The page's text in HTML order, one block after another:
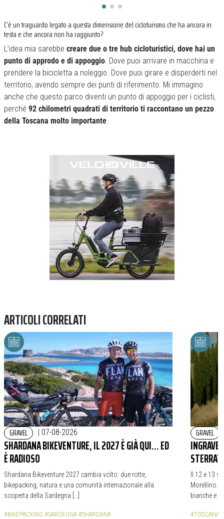
C’è un traguardo legato a questa dimensione del cicloturismo che ha ancora in
testa e che ancora non ha raggiunto?
L’idea mia sarebbe creare due o tre hub cicloturistici, dove hai un
punto di approdo e di appoggio . Dove puoi arrivare in macchina e
prendere la bicicletta a noleggio. Dove puoi girare e disperderti nel
territorio, avendo sempre dei punti di riferimento. Mi immagino
anche che questo parco diventi un punto di appoggio per i ciclisti,
perché 92 chilometri quadrati di territorio ti raccontano un pezzo
della Toscana molto importante
ARTICOLI CORRELATI
GRAVEL 07-08-2026
SHARDANA BIKEVENTURE, IL 2027 È GIÀ QUI… ED
È RADIOSO
Shardana Bikeventure 2027 cambia volto: due rotte,
bikepacking, natura e una comunità internazionale alla
scoperta della Sardegna […]
#BIKEPACKING #SARDEGNA #SHARDANA
GRAVEL
Il 12 e 13
Morellino.
bianche e
#TOSCANA